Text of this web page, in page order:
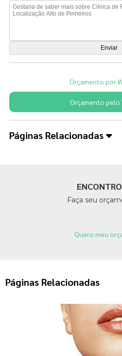
Orçamento por
Orçamento pelo
Páginas Relacionadas
Faça seu
Quero meu
Páginas Relacionadas